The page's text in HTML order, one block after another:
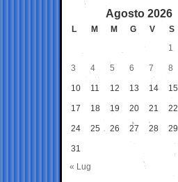
Agosto 2026
L M M G V S
1
3 4 5 6 7 8
10 11 12 13 14 15
17 18 19 20 21 22
24 25 26 27 28 29
31
« Lug